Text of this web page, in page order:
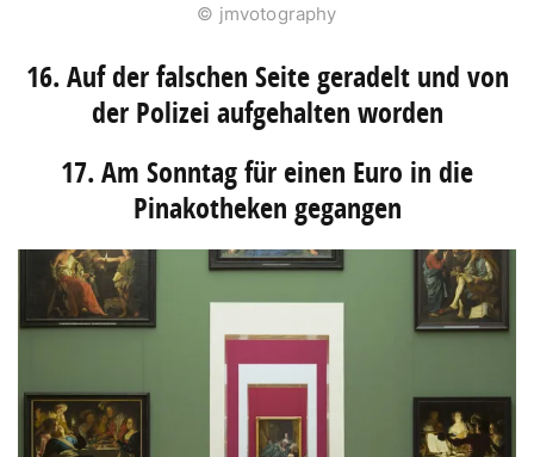
© jmvotography
16. Auf der falschen Seite geradelt und von
der Polizei aufgehalten worden
17. Am Sonntag für einen Euro in die
Pinakotheken gegangen